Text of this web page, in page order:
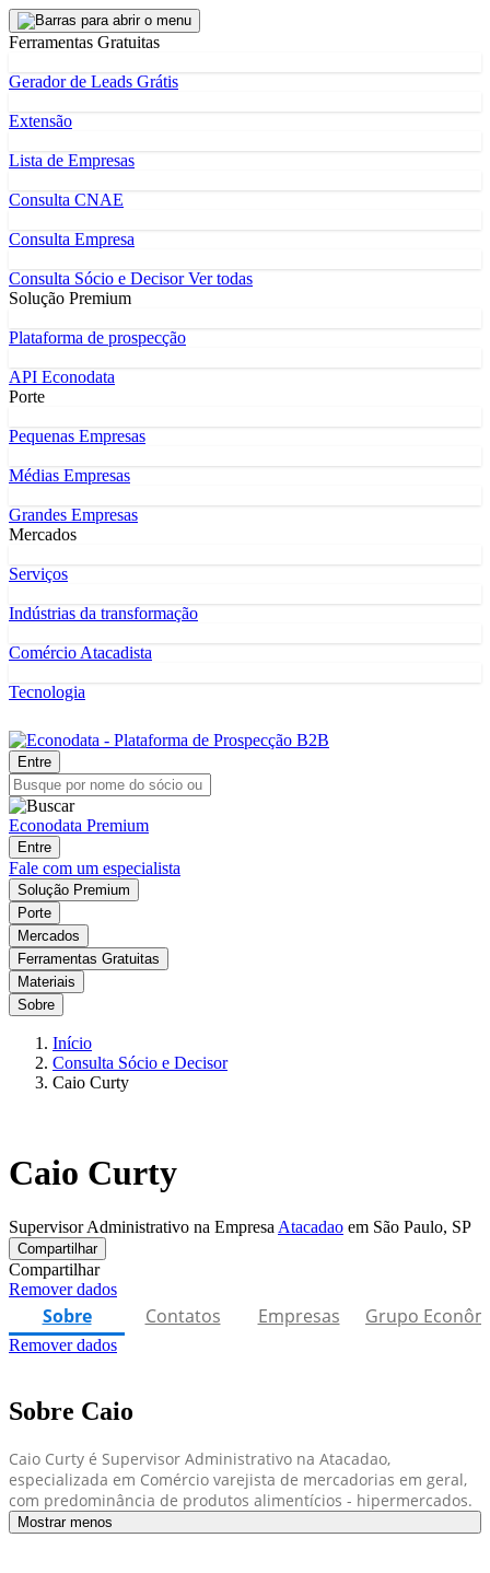
Ferramentas Gratuitas
Gerador de Leads Grátis
Extensão
Lista de Empresas
Consulta CNAE
Consulta Empresa
Consulta Sócio e DecisorVer todas
Solução Premium
Plataforma de prospecção
API Econodata
Porte
Pequenas Empresas
Médias Empresas
Grandes Empresas
Mercados
Serviços
Indústrias da transformação
Comércio Atacadista
Tecnologia
Entre
Econodata Premium
Entre
Fale com um especialista
Solução Premium
Porte
Mercados
Ferramentas Gratuitas
Materiais
Sobre
Início
Consulta Sócio e Decisor
Caio Curty
Caio Curty
Supervisor Administrativo na Empresa Atacadao em São Paulo, SP
Compartilhar
Compartilhar
Remover dados
Sobre Contatos Empresas Grupo
Remover dados
Sobre Caio
Caio Curty é Supervisor Administrativo na Atacadao,
especializada em Comércio varejista de mercadorias em geral,
com predominância de produtos alimentícios - hipermercados.
Mostrar menos